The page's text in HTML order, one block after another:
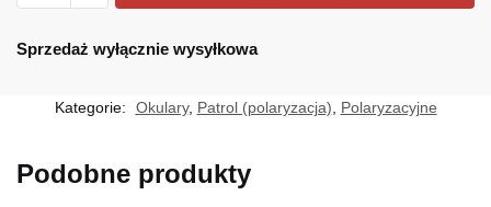
Sprzedaż wyłącznie wysyłkowa
Kategorie: Okulary, Patrol (polaryzacja) Polaryzacyjne
Podobne produkty